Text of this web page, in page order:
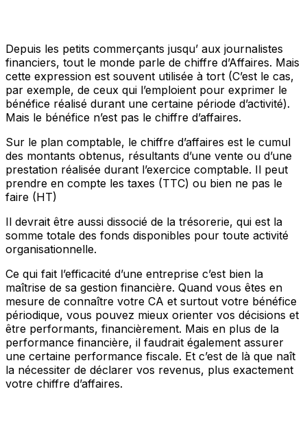
Depuis les petits commerçants jusqu’ aux journalistes
financiers, tout le monde parle de chiffre d’Affaires. Mais
cette expression est souvent utilisée à tort (C’est le cas,
par exemple, de ceux qui l’emploient pour exprimer le
bénéfice réalisé durant une certaine période d’activité).
Mais le bénéfice n’est pas le chiffre d’affaires.
Sur le plan comptable, le chiffre d’affaires est le cumul
des montants obtenus, résultants d’une vente ou d’une
prestation réalisée durant l’exercice comptable. Il peut
prendre en compte les taxes (TTC) ou bien ne pas le
faire (HT)
Il devrait être aussi dissocié de la trésorerie, qui est la
somme totale des fonds disponibles pour toute activité
organisationnelle.
Ce qui fait l’efficacité d’une entreprise c’est bien la
maîtrise de sa gestion financière. Quand vous êtes en
mesure de connaître votre CA et surtout votre bénéfice
périodique, vous pouvez mieux orienter vos décisions et
être performants, financièrement. Mais en plus de la
performance financière, il faudrait également assurer
une certaine performance fiscale. Et c’est de là que naît
la nécessiter de déclarer vos revenus, plus exactement
votre chiffre d’affaires.